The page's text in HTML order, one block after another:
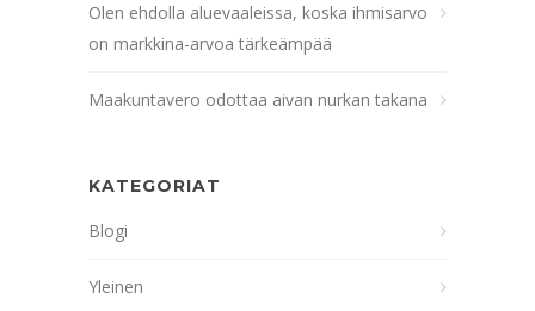
Olen ehdolla aluevaaleissa, koska ihmisarvo
on markkina-arvoa tärkeämpää
Maakuntavero odottaa aivan nurkan takana
KATEGORIAT
Blogi
Yleinen